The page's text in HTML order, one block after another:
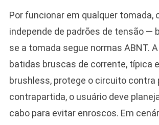
Por funcionar em qualquer tomada,
independe de padrões de tensão —
se a tomada segue normas ABNT.
batidas bruscas de corrente, típica
brushless, protege o circuito contra
contrapartida, o usuário deve
cabo para evitar enroscos. Em